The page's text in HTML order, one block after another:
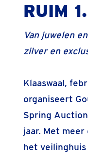
RUIM
Van juwelen
zilver en
Klaaswaal,
organiseert
Spring
jaar. Met
het